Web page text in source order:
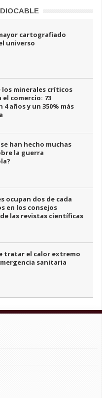
cartografiado
universo
los minerales críticos
comercio: 73
4 años y un 350% más
han hecho muchas
la guerra
ocupan dos de cada
en los consejos
las revistas científicas
tratar el calor extremo
sanitaria